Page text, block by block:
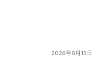
2026年6月15日